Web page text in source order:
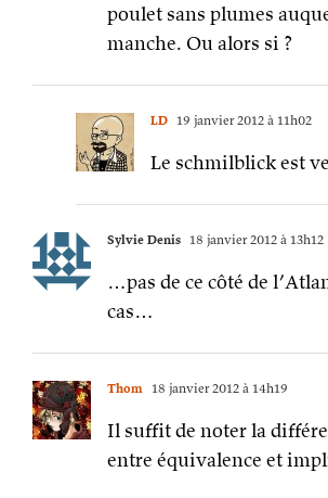
poulet sans plumes
manche. Ou alors si ?
LD 19 janvier 2012 à 11h02
Le schmilblick est
Sylvie Denis 18 janvier 2012 à 13h12
…pas de ce côté de
cas…
Thom 18 janvier 2012 à 14h19
Il suffit de noter la
entre équivalence et